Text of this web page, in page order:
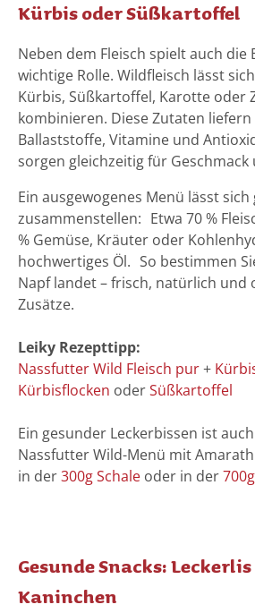
Kürbis oder Süßkartoffel
Neben dem Fleisch spielt auch die
wichtige Rolle. Wildfleisch lässt
Kürbis, Süßkartoffel, Karotte oder
kombinieren. Diese Zutaten
Ballaststoffe, Vitamine und
sorgen gleichzeitig für Geschmack
Ein ausgewogenes Menü lässt
zusammenstellen: Etwa 70 %
% Gemüse, Kräuter oder
hochwertiges Öl. So bestimmen
Napf landet – frisch, natürlich und
Zusätze.
Leiky Rezepttipp:
Nassfutter Wild Fleisch pur+
Kürbisflocken oderSüßkartoffel
Ein gesunder Leckerbissen ist
Nassfutter Wild-Menü mit
in der300g Schale oder in der
Gesunde Snacks:
Kaninchen